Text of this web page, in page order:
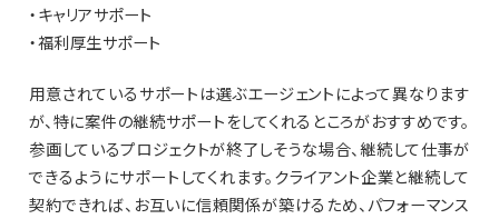
・キャリアサポート
・福利厚生サポート
用意されているサポートは選ぶエージェントによって異なります
が、特に案件の継続サポートをしてくれるところがおすすめです。
参画しているプロジェクトが終了しそうな場合、継続して仕事が
できるようにサポートしてくれます。クライアント企業と継続して
契約できれば、お互いに信頼関係が築けるため、パフォーマンス